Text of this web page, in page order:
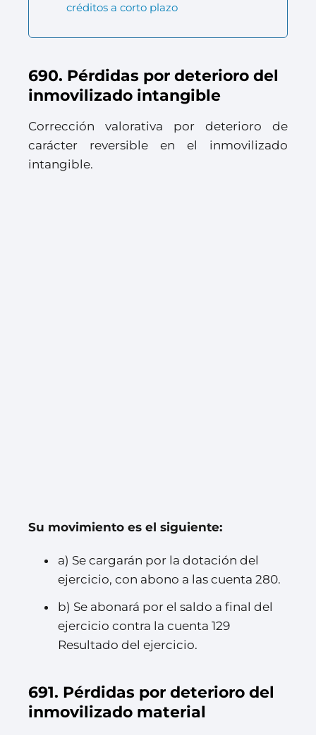
créditos a corto plazo
690. Pérdidas por deterioro del
inmovilizado intangible
Corrección valorativa por deterioro de
carácter reversible en el inmovilizado
intangible.
Su movimiento es el siguiente:
a) Se cargarán por la dotación del
ejercicio, con abono a las cuenta 280.
b) Se abonará por el saldo a final del
ejercicio contra la cuenta 129
Resultado del ejercicio.
691. Pérdidas por deterioro del
inmovilizado material